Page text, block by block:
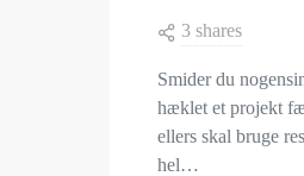
3 shares
Smider du
hæklet et projekt
ellers skal bruge
hel…